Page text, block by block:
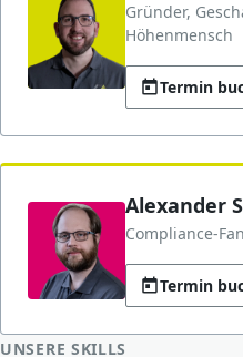
Gründer,
Höhenmensch
Termin
Alexander
Compliance-
Termin
UNSERE SKILLS